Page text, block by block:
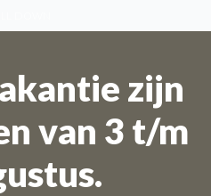
zijn
van 3 t/m